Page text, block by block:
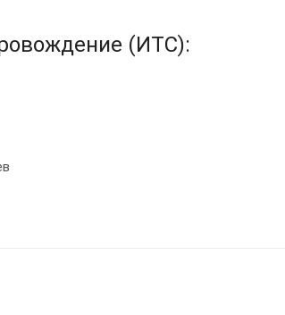
(ИТС):